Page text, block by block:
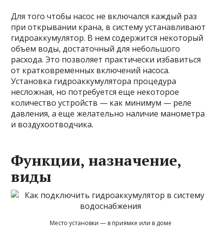
Для того чтобы насос не включался каждый раз
при открывании крана, в систему устанавливают
гидроаккумулятор. В нем содержится некоторый
объем воды, достаточный для небольшого
расхода. Это позволяет практически избавиться
от кратковременных включений насоса.
Установка гидроаккумулятора процедура
несложная, но потребуется еще некоторое
количество устройств — как минимум — реле
давления, а еще желательно наличие манометра
и воздухоотводчика.
Функции, назначение,
виды
Место установки — в приямке или в доме